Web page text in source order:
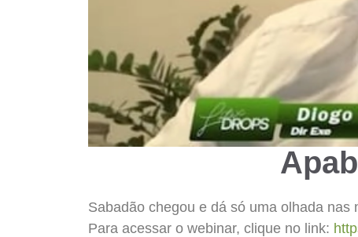
Sabadão chegou e dá só uma olhada
Para acessar o webinar, clique no link: